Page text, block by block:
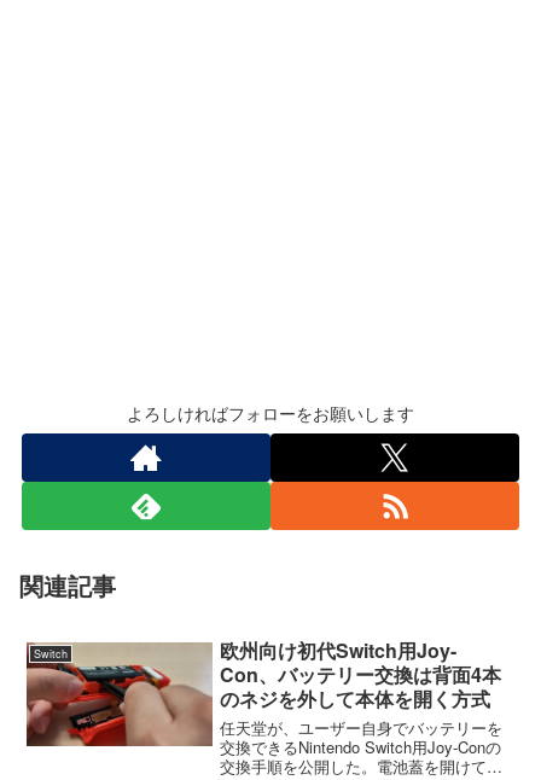
よろしければフォローをお願いします
関連記事
Switch
欧州向け初代Switch用Joy-
Con、バッテリー交換は背面4本
のネジを外して本体を開く方式
任天堂が、ユーザー自身でバッテリーを
交換できるNintendo Switch用Joy-Conの
交換手順を公開した。電池蓋を開けて入